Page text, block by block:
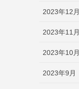
2023年12月
2023年11月
2023年10月
2023年9月